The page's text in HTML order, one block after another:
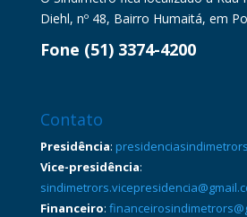
Diehl, nº 48, Bairro Humaitá, em
Fone (51) 3374-4200
Contato
Presidência:
Vice-presidência:
Financeiro: